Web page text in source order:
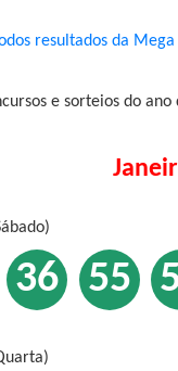
resultados da
e sorteios do ano
36 55